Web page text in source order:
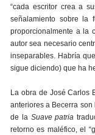
“cada escritor crea a
señalamiento sobre la
proporcionalmente a la
autor sea necesario
inseparables. Habría
sigue diciendo) que ha
La obra de José Carlos
anteriores a Becerra
de la Suave patria
retorno es maléfico, el